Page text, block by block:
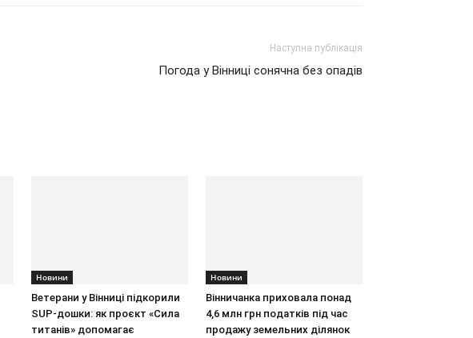
Наступна публікація
Погода у Вінниці сонячна без опадів
Новини
Ветерани у Вінниці підкорили
SUP-дошки: як проєкт «Сила
титанів» допомагає
Новини
Вінничанка приховала понад
4,6 млн грн податків під час
продажу земельних ділянок